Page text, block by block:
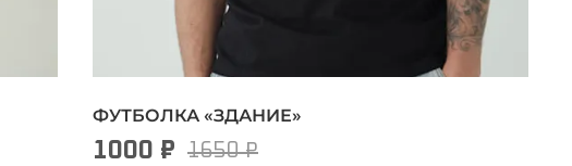
ФУТБОЛКА «ЗДАНИЕ»
1000 ₽ 1650 ₽